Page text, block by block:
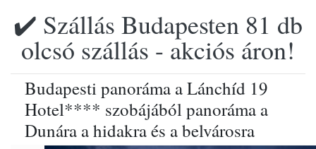
✔️ Szállás Budapesten 81 db
olcsó szállás - akciós áron!
Budapesti panoráma a Lánchíd 19
Hotel**** szobájából panoráma a
Dunára a hidakra és a belvárosra